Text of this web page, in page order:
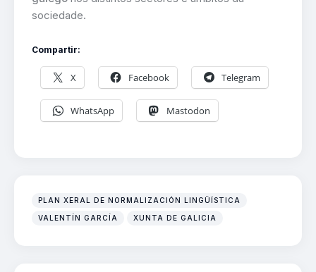
sociedade.
Compartir:
X Facebook Telegram
WhatsApp Mastodon
PLAN XERAL DE NORMALIZACIÓN LINGÜÍSTICA
VALENTÍN GARCÍA XUNTA DE GALICIA